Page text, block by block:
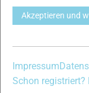
33
Akzeptieren und
Impressum
Schon registriert?